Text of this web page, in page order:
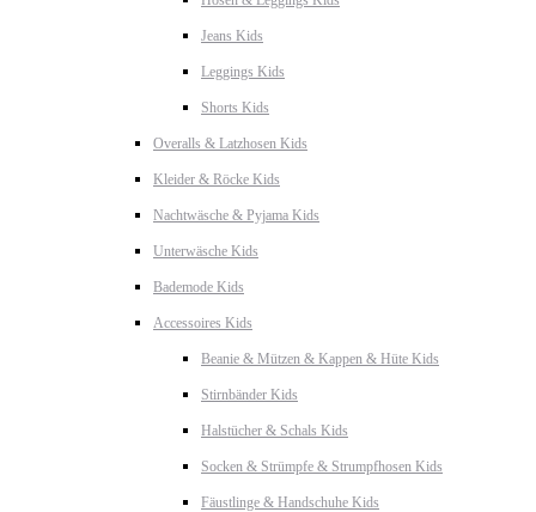
Jeans Kids
Leggings Kids
Shorts Kids
Overalls & Latzhosen Kids
Kleider & Röcke Kids
Nachtwäsche & Pyjama Kids
Unterwäsche Kids
Bademode Kids
Accessoires Kids
Beanie & Mützen & Kappen & Hüte Kids
Stirnbänder Kids
Halstücher & Schals Kids
Socken & Strümpfe & Strumpfhosen Kids
Fäustlinge & Handschuhe Kids